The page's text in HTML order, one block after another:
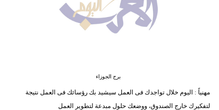
برج الجوزاء
مهنياً : اليوم خلال تواجدك فى العمل سيشيد بك رؤسائك فى العمل نتيجة
لتفكيرك خارج الصندوق، ووضعك حلول مبدعة لتطوير العمل